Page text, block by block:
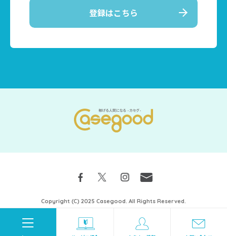
登録はこちら
Copyright (C) 2025 Casegood. All Rights Reserved.